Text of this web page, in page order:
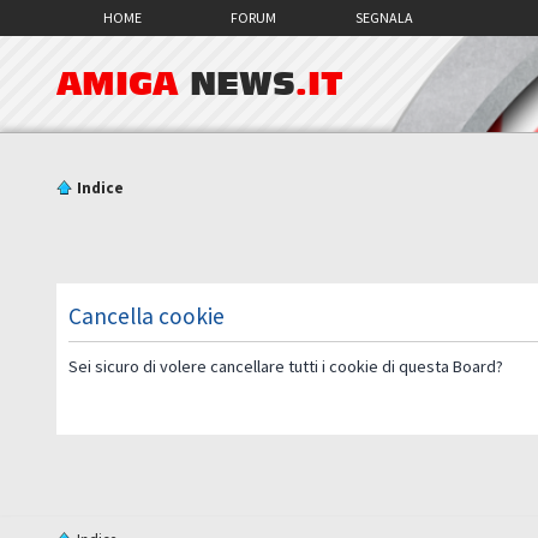
HOME FORUM SEGNALA
AMIGA NEWS.IT
Indice
Cancella cookie
Sei sicuro di volere cancellare tutti i cookie di questa Board?